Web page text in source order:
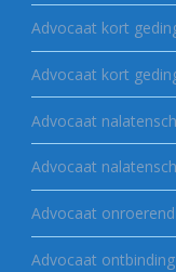
Advocaat kort
Advocaat kort
Advocaat
Advocaat
Advocaat
Advocaat